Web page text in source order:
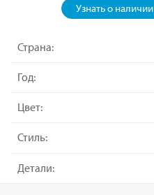
Узнать о наличии
Страна:
Год:
Цвет:
Стиль:
Детали: